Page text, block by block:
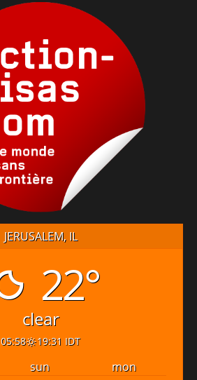
JERUSALEM, IL
22°
clear
05:58 19:31 IDT
sun
mon